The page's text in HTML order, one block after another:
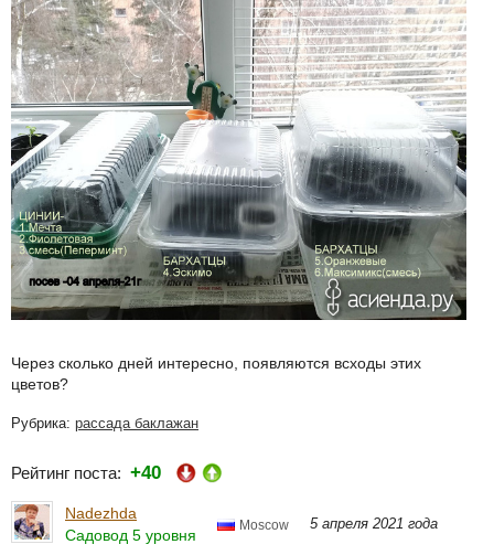
Через сколько дней интересно, появляются всходы этих
цветов?
Рубрика: рассада баклажан
Рейтинг поста: +40
Nadezhda
Садовод 5 уровня
Moscow 5 апреля 2021 года